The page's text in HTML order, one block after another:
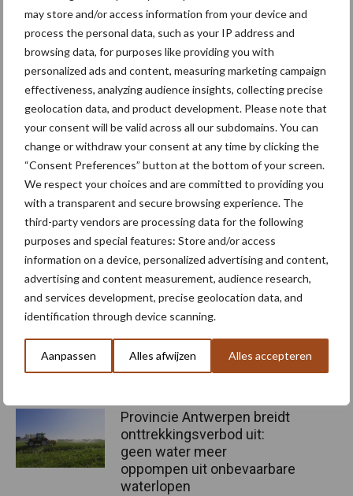
may store and/or access information from your device and
process the personal data, such as your IP address and
browsing data, for purposes like providing you with
personalized ads and content, measuring marketing campaign
effectiveness, analyzing audience insights, collecting precise
geolocation data, and product development. Please note that
your consent will be valid across all our subdomains. You can
change or withdraw your consent at any time by clicking the
“Consent Preferences” button at the bottom of your screen.
We respect your choices and are committed to providing you
with a transparent and secure browsing experience. The
third-party vendors are processing data for the following
purposes and special features: Store and/or access
information on a device, personalized advertising and content,
advertising and content measurement, audience research,
and services development, precise geolocation data, and
identification through device scanning.
Aanpassen Alles afwijzen Alles accepteren
middenveldorganisaties Boerenbond en Natuurpunt Oude
Spoorwegberm. De gebiedscoalitie in de Mechelse Groenteregio
is ontstaan in 2019 en wordt mee mogelijk gemaakt door een
subsidie van de provincie Antwerpen, de Vlaamse overheid en de
Europese Unie voor het plattelandsproject Water+Land+Schap.
Bron: Provincie Antwerpen
Meer artikelen over
“Hoge verwachtingen van
schijven voor kouters”
Nieuwe compacte
van AVR
Provincie Antwerpen breidt
onttrekkingsverbod uit:
geen water meer
oppompen uit onbevaarbare
waterlopen